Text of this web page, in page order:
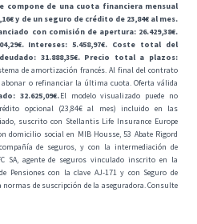
compone de una cuota financiera mensual
y de un seguro de crédito de 23,84€ al mes.
con comisión de apertura: 26.429,38€.
Intereses: 5.458,97€. Coste total del
31.888,35€. Precio total a plazos:
de amortización francés. Al final del contrato
o refinanciar la última cuota. Oferta válida
32.625,09€.El modelo visualizado puede no
opcional (23,84€ al mes) incluido en las
suscrito con Stellantis Life Insurance Europe
domicilio social en MIB Housse, 53 Abate Rigord
compañía de seguros, y con la intermediación de
SA, agente de seguros vinculado inscrito en la
Pensiones con la clave AJ-171 y con Seguro de
de suscripción de la aseguradora. Consulte